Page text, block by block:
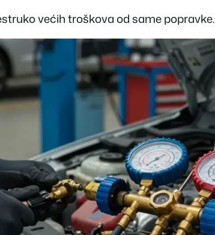
većih troškova od same popravke.